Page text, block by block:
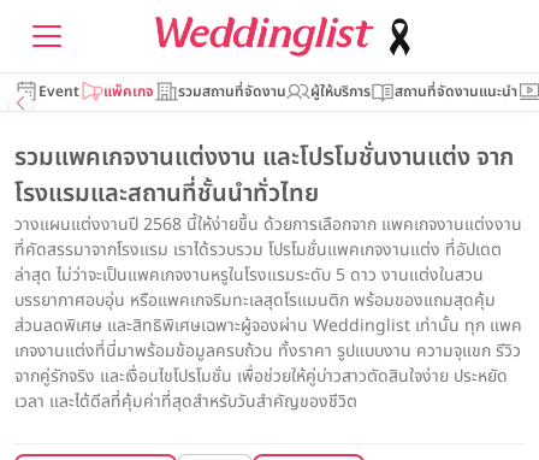
Event แพ็คเกจ รวมสถานที่จัดงาน ผู้ให้บริการ สถานที่จัดงานแนะนำ
รวมแพคเกจงานแต่งงาน และโปรโมชั่นงานแต่ง จาก
โรงแรมและสถานที่ชั้นนำทั่วไทย
วางแผนแต่งงานปี 2568 นี้ให้ง่ายขึ้น ด้วยการเลือกจาก แพคเกจงานแต่งงาน
ที่คัดสรรมาจากโรงแรม เราได้รวบรวม โปรโมชั่นแพคเกจงานแต่ง ที่อัปเดต
ล่าสุด ไม่ว่าจะเป็นแพคเกจงานหรูในโรงแรมระดับ 5 ดาว งานแต่งในสวน
บรรยากาศอบอุ่น หรือแพคเกจริมทะเลสุดโรแมนติก พร้อมของแถมสุดคุ้ม
ส่วนลดพิเศษ และสิทธิพิเศษเฉพาะผู้จองผ่าน Weddinglist เท่านั้น ทุก แพค
เกจงานแต่งที่นี่มาพร้อมข้อมูลครบถ้วน ทั้งราคา รูปแบบงาน ความจุแขก รีวิว
จากคู่รักจริง และเงื่อนไขโปรโมชั่น เพื่อช่วยให้คู่บ่าวสาวตัดสินใจง่าย ประหยัด
เวลา และได้ดีลที่คุ้มค่าที่สุดสำหรับวันสำคัญของชีวิต